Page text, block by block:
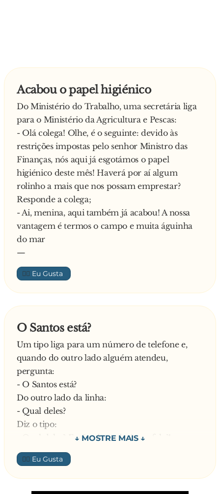
Acabou o papel higiénico
Do Ministério do Trabalho, uma secretária liga
para o Ministério da Agricultura e Pescas:
- Olá colega! Olhe, é o seguinte: devido às
restrições impostas pelo senhor Ministro das
Finanças, nós aqui já esgotámos o papel
higiénico deste mês! Haverá por aí algum
rolinho a mais que nos possam emprestar?
Responde a colega;
- Ai, menina, aqui também já acabou! A nossa
vantagem é termos o campo e muita águinha
do mar
—
👍🏼
O Santos está?
Um tipo liga para um número de telefone e,
quando do outro lado alguém atendeu,
pergunta:
- O Santos está?
Do outro lado da linha:
- Qual deles?
Diz o tipo:
- Qual deles? Então, de onde é que fala?!
Resposta imediata:
- Fala da Igreja Paroquial
—
👍🏼